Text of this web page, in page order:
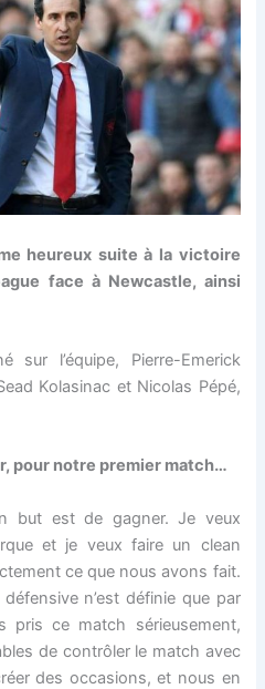
heureux suite à la victoire
face à Newcastle, ainsi
sur l’équipe, Pierre-Emerick
Kolasinac et Nicolas Pépé,
pour notre premier match…
but est de gagner. Je veux
et je veux faire un clean
ce que nous avons fait.
n’est définie que par
pris ce match sérieusement,
de contrôler le match avec
des occasions, et nous en